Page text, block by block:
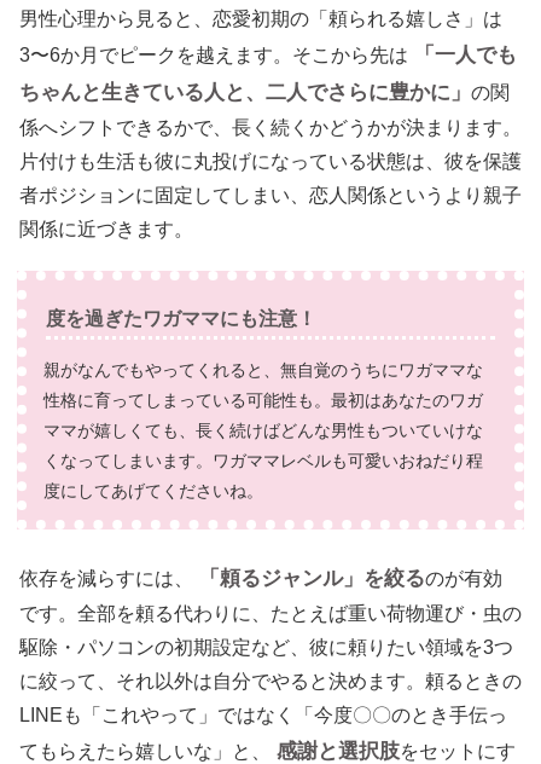
男性心理から見ると、恋愛初期の「頼られる嬉しさ」は
3〜6か月でピークを越えます。そこから先は
「一人でも
ちゃんと生きている人と、二人でさらに豊かに」 の関
係へシフトできるかで、長く続くかどうかが決まります。
片付けも生活も彼に丸投げになっている状態は、彼を保護
者ポジションに固定してしまい、恋人関係というより親子
関係に近づきます。
度を過ぎたワガママにも注意！
親がなんでもやってくれると、無自覚のうちにワガママな
性格に育ってしまっている可能性も。最初はあなたのワガ
ママが嬉しくても、長く続けばどんな男性もついていけな
くなってしまいます。ワガママレベルも可愛いおねだり程
度にしてあげてくださいね。
依存を減らすには、 「頼るジャンル」を絞るのが有効
です。全部を頼る代わりに、たとえば重い荷物運び・虫の
駆除・パソコンの初期設定など、彼に頼りたい領域を3つ
に絞って、それ以外は自分でやると決めます。頼るときの
LINEも「これやって」ではなく「今度〇〇のとき手伝っ
てもらえたら嬉しいな」と、
感謝と選択肢をセットにす